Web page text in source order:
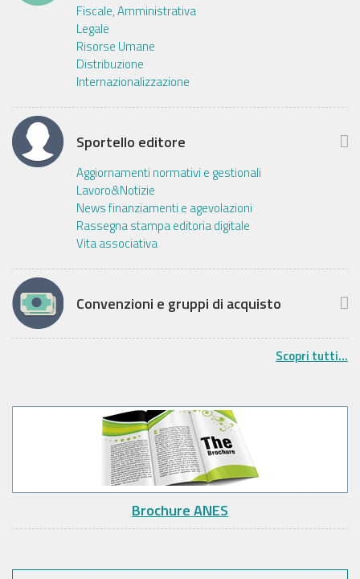
Fiscale, Amministrativa
Legale
Risorse Umane
Distribuzione
Internazionalizzazione
Sportello editore
Aggiornamenti normativi e gestionali
Lavoro&Notizie
News finanziamenti e agevolazioni
Rassegna stampa editoria digitale
Vita associativa
Convenzioni e gruppi di acquisto
Scopri tutti...
Brochure ANES